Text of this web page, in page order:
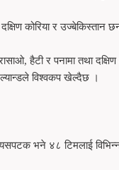
कोरिया र उज्बेकिस्तान
हैटी र पनामा तथा दक्षिण
विश्वकप खेल्दैछ ।
भने ४८ टिमलाई